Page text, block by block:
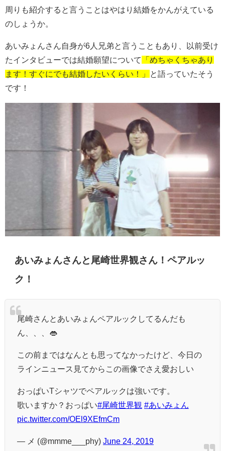
周りも紹介すると言うことはやはり結婚をかんがえている
のしょうか。
あいみょんさん自身が6人兄弟と言うこともあり、以前受け
たインタビューでは結婚願望について
「めちゃくちゃあり
ます！すぐにでも結婚したいくらい！」
と語っていたそう
です！
あいみょんさんと尾崎世界観さん！ペアルッ
ク！
尾崎さんとあいみょんペアルックしてるんだも
ん、、、👄
この前まではなんとも思ってなかったけど、今日の
ラインニュース見てからこの画像でさえ愛おしい
おっぱいTシャツでペアルックは強いです。
歌いますか？おっぱい#尾崎世界観 #あいみょん
pic.twitter.com/OEl9XEfmCm
— メ (@mmme___phy) June 24, 2019